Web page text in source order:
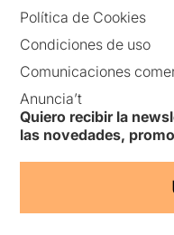
Política de Cookies
Condiciones de uso
Comunicaciones
Anuncia’t
Quiero recibir la
las novedades,